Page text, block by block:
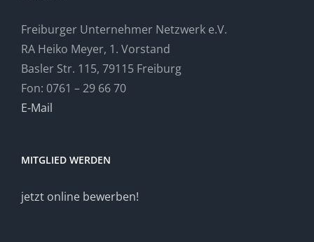
Freiburger Unternehmer Netzwerk e.V.
RA Heiko Meyer, 1. Vorstand
Basler Str. 115, 79115 Freiburg
Fon: 0761 – 29 66 70
E-Mail
MITGLIED WERDEN
jetzt online bewerben!